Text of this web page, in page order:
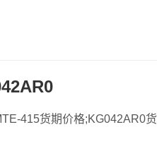
415货期价格;KG042AR0货